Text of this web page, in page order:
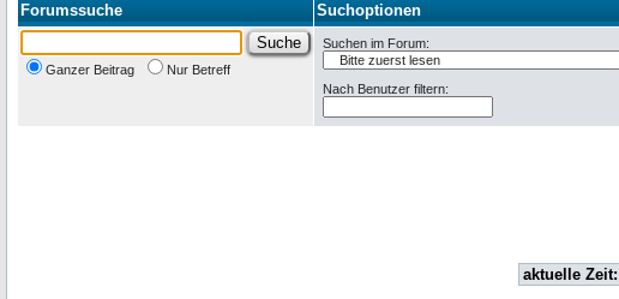
Forumssuche
Suchoptionen
Ganzer Beitrag Nur Betreff
Suchen im Forum:
Nach Benutzer filtern:
aktuelle Zeit: